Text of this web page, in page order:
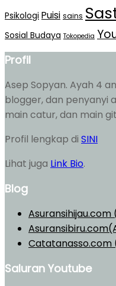
Psikologi Puisi sains
Sosial Budaya Tokopedia
Profil
Asep Sopyan. Ayah 4
blogger, dan penyanyi
main catur, dan main
Profil lengkap di SINI
Lihat juga Link Bio.
Blog
Asuransihijau.com
Catatanasso.com
Saluran Youtube